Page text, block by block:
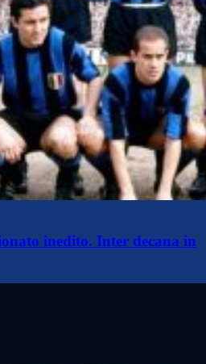
inedito. Inter decana in